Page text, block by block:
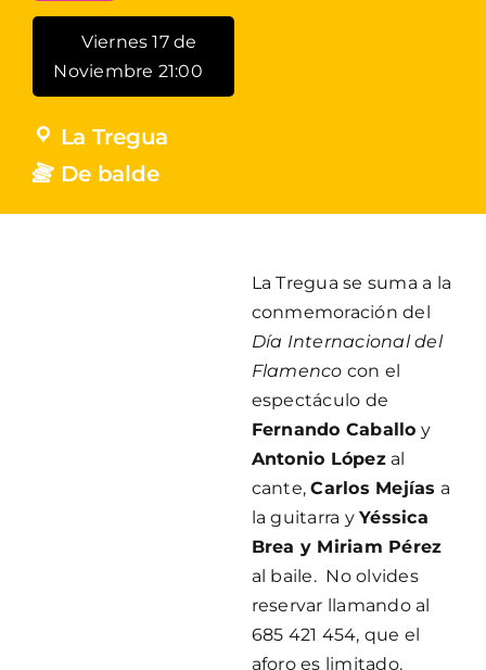
Viernes 17 de
Noviembre 21:00
La Tregua
De balde
La Tregua se suma a la
conmemoración del
Día Internacional del
Flamenco con el
espectáculo de
Fernando Caballo y
Antonio Lópezal
cante,Carlos Mejías a
la guitarra yYéssica
Brea y Miriam Pérez
al baile. No olvides
reservar llamando al
685 421 454, que el
aforo es limitado.